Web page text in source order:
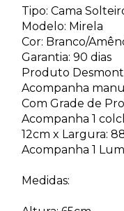
Tipo: Cama
Modelo: Mirela
Cor: Branco/
Garantia: 90 dias
Produto
Acompanha
Com Grade de
Acompanha 1
12cm x Largura:
Acompanha 1
Medidas: